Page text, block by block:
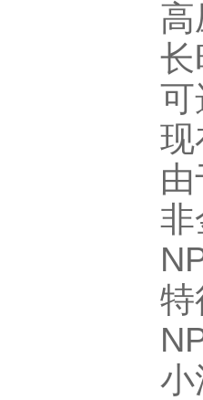
长
可
现
非
特
小